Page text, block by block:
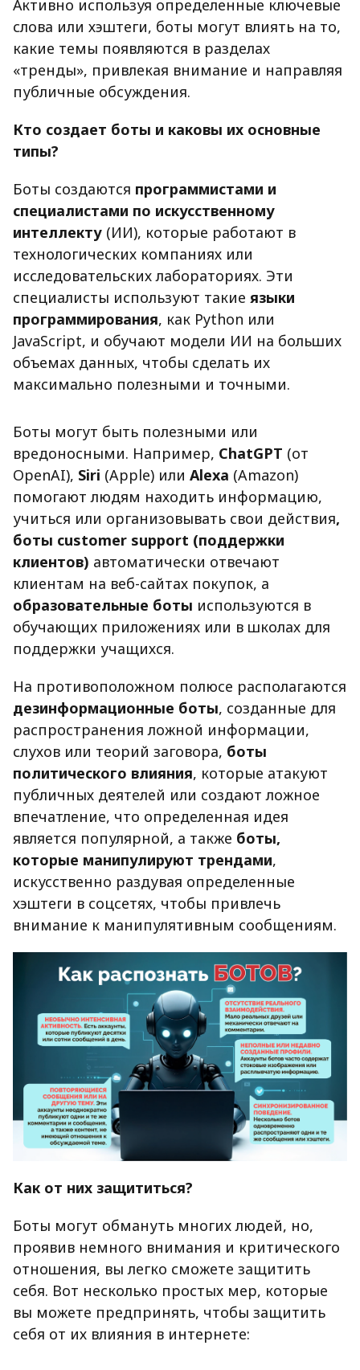
Активно используя определенные ключевые
слова или хэштеги, боты могут влиять на то,
какие темы появляются в разделах
«тренды», привлекая внимание и направляя
публичные обсуждения.
Кто создает боты и каковы их основные
типы?
Боты создаются программистами и
специалистами по искусственному
интеллекту (ИИ), которые работают в
технологических компаниях или
исследовательских лабораториях. Эти
специалисты используют такие языки
программирования, как Python или
JavaScript, и обучают модели ИИ на больших
объемах данных, чтобы сделать их
максимально полезными и точными.
Боты могут быть полезными или
вредоносными. Например, ChatGPT (от
OpenAI), Siri (Apple) или Alexa (Amazon)
помогают людям находить информацию,
учиться или организовывать свои действия,
боты customer support (поддержки
клиентов) автоматически отвечают
клиентам на веб-сайтах покупок, а
образовательные боты используются в
обучающих приложениях или в школах для
поддержки учащихся.
На противоположном полюсе располагаются
дезинформационные боты, созданные для
распространения ложной информации,
слухов или теорий заговора, боты
политического влияния, которые атакуют
публичных деятелей или создают ложное
впечатление, что определенная идея
является популярной, а также боты,
которые манипулируют трендами,
искусственно раздувая определенные
хэштеги в соцсетях, чтобы привлечь
внимание к манипулятивным сообщениям.
Как от них защититься?
Боты могут обмануть многих людей, но,
проявив немного внимания и критического
отношения, вы легко сможете защитить
себя. Вот несколько простых мер, которые
вы можете предпринять, чтобы защитить
себя от их влияния в интернете: